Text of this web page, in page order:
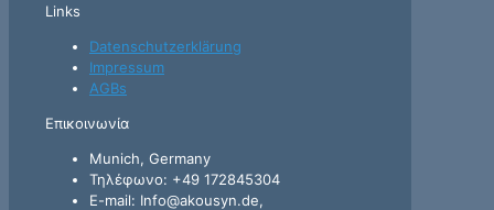
Links
Datenschutzerklärung
Impressum
AGBs
Επικοινωνία
Munich, Germany
Τηλέφωνο: +49 172845304
E-mail: Info@akousyn.de,